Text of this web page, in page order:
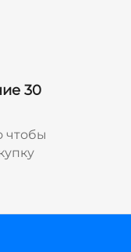
30
чтобы